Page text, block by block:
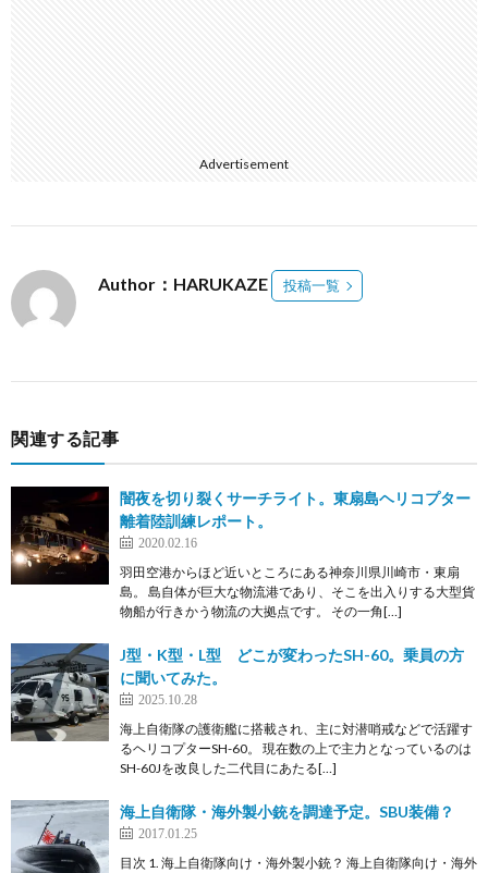
Advertisement
Author：HARUKAZE 投稿一覧
関連する記事
闇夜を切り裂くサーチライト。東扇島ヘリコプター
離着陸訓練レポート。
2020.02.16
羽田空港からほど近いところにある神奈川県川崎市・東扇
島。 島自体が巨大な物流港であり、そこを出入りする大型貨
物船が行きかう物流の大拠点です。 その一角[…]
J型・K型・L型 どこが変わったSH-60。乗員の方
に聞いてみた。
2025.10.28
海上自衛隊の護衛艦に搭載され、主に対潜哨戒などで活躍す
るヘリコプターSH-60。 現在数の上で主力となっているのは
SH-60Jを改良した二代目にあたる[…]
海上自衛隊・海外製小銃を調達予定。SBU装備？
2017.01.25
目次 1. 海上自衛隊向け・海外製小銃？ 海上自衛隊向け・海外